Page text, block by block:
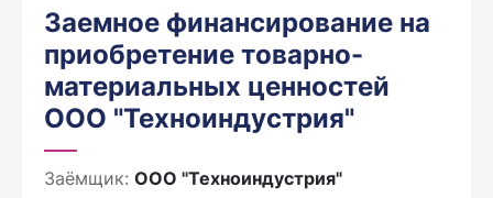
Заемное финансирование на
приобретение товарно-
материальных ценностей
ООО "Техноиндустрия"
Заёмщик: ООО "Техноиндустрия"